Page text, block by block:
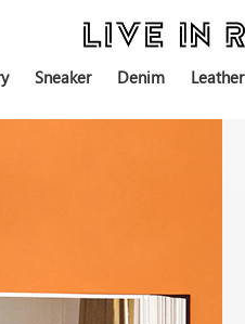
Sneaker Denim Leather